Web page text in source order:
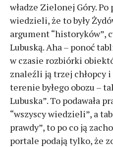
władze Zielonej Góry. Po
wiedzieli, że to były
argument “historyków”,
Lubuską. Aha – ponoć
w czasie rozbiórki
znaleźli ją trzej chłopcy i
terenie byłego obozu –
Lubuska”. To podawała
“wszyscy wiedzieli”, a
prawdy”, to po co ją
portale podają tylko, że